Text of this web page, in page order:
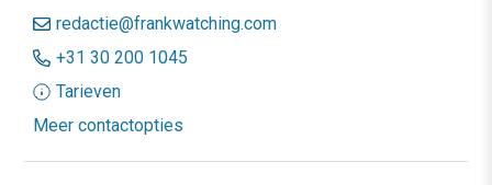
redactie@frankwatching.com
+31 30 200 1045
Tarieven
Meer contactopties